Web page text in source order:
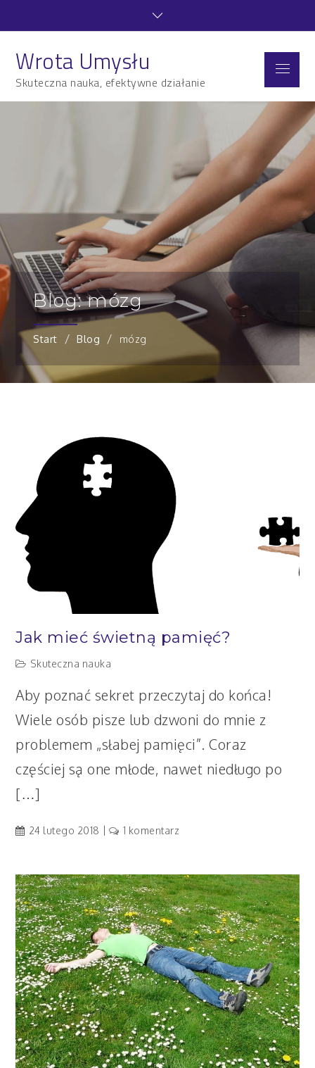
Wrota Umysłu
Skuteczna nauka, efektywne działanie
Menu
Blog: mózg
Start Blog mózg
Jak mieć świetną pamięć?
Skuteczna nauka
Aby poznać sekret przeczytaj do końca!
Wiele osób pisze lub dzwoni do mnie z
problemem „słabej pamięci”. Coraz
częściej są one młode, nawet niedługo po
[…]
24 lutego 2018 1 komentarz
świetną
pamięć?